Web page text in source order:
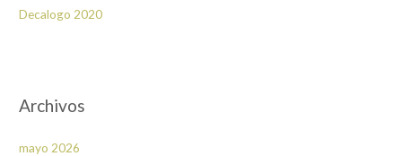
Decalogo 2020
Archivos
mayo 2026